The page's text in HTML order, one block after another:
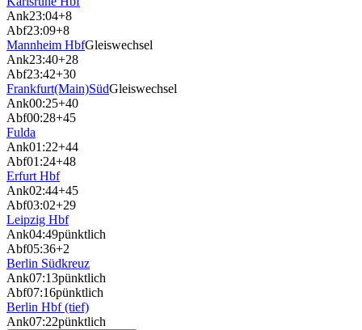
Ank23:04+8
Abf23:09+8
Mannheim HbfGleiswechsel
Ank23:40+28
Abf23:42+30
Frankfurt(Main)SüdGleiswechsel
Ank00:25+40
Abf00:28+45
Fulda
Ank01:22+44
Abf01:24+48
Erfurt Hbf
Ank02:44+45
Abf03:02+29
Leipzig Hbf
Ank04:49pünktlich
Abf05:36+2
Berlin Südkreuz
Ank07:13pünktlich
Abf07:16pünktlich
Berlin Hbf (tief)
Ank07:22pünktlich